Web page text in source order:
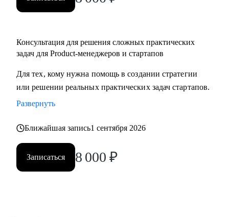
Консультация для решения сложных практических
задач для Product-менеджеров и стартапов
Для тех, кому нужна помощь в создании стратегии
или решении реальных практических задач стартапов.
Развернуть
Ближайшая запись1 сентября 2026
Записаться 8 000 ₽